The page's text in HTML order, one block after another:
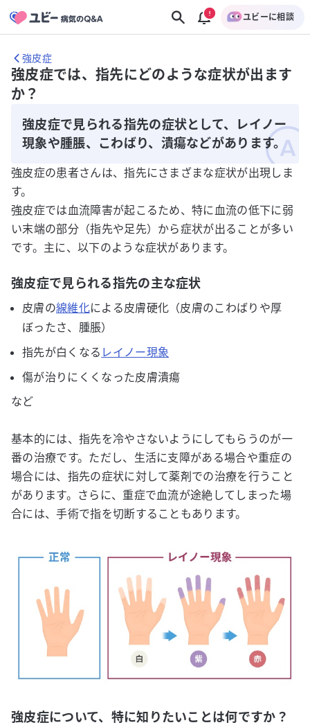
ユビーに相談
強皮症
強皮症では、指先にどのような症状が出ます
か？
強皮症で見られる指先の症状として、レイノー
現象や腫脹、こわばり、潰瘍などがあります。
強皮症の患者さんは、指先にさまざまな症状が出現しま
す。
強皮症では血流障害が起こるため、特に血流の低下に弱
い末端の部分（指先や足先）から症状が出ることが多い
です。主に、以下のような症状があります。
強皮症で見られる指先の主な症状
皮膚の線維化による皮膚硬化（皮膚のこわばりや厚
ぼったさ、腫脹）
指先が白くなる レイノー現象
傷が治りにくくなった皮膚潰瘍
など
基本的には、指先を冷やさないようにしてもらうのが一
番の治療です。ただし、生活に支障がある場合や重症の
場合には、指先の症状に対して薬剤での治療を行うこと
があります。さらに、重症で血流が途絶してしまった場
合には、手術で指を切断することもあります。
強皮症について、特に知りたいことは何ですか？